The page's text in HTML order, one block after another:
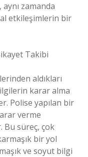
zamanda
etkileşimlerin bir
Takibi
aldıkları
karar alma
Polise yapılan bir
verme
Bu süreç, çok
bir yol
ve soyut bilgi